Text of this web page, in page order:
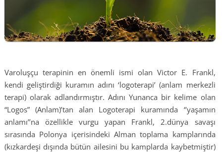
Varoluşçu terapinin en önemli ismi olan Victor E. Frankl,
kendi geliştirdiği kuramın adını ‘logoterapi’ (anlam merkezli
terapi) olarak adlandırmıştır. Adını Yunanca bir kelime olan
“Logos” (Anlam)’tan alan Logoterapi kuramında ‘’yaşamın
anlamı’’na özellikle vurgu yapan Frankl, 2.dünya savaşı
sırasında Polonya içerisindeki Alman toplama kamplarında
(kızkardeşi dışında bütün ailesini bu kamplarda kaybetmiştir)